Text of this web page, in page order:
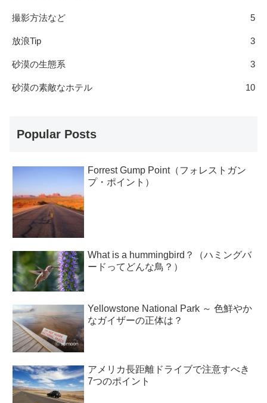
撮影方法など 5
放浪Tip 3
砂漠の生態系 3
砂漠の素敵なホテル 10
Popular Posts
Forrest Gump Point（フォレストガン
プ・ポイント）
What is a hummingbird？（ハミングバ
ードってどんな鳥？）
Yellowstone National Park ～ 色鮮やか
なガイザーの正体は？
アメリカ長距離ドライブで注意すべき
7つのポイント